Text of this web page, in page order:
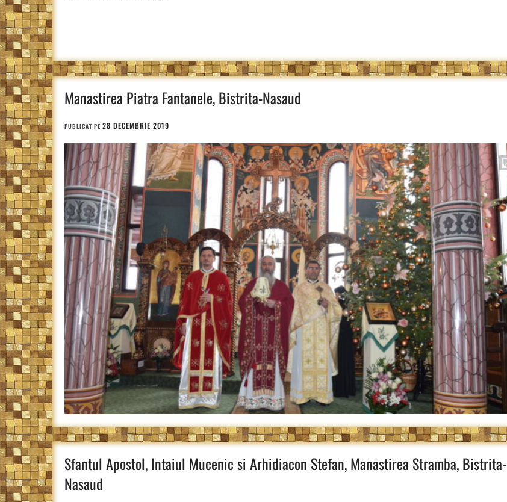
Manastirea Piatra Fantanele, Bistrita-Nasaud
PUBLICAT PE 28 DECEMBRIE 2019
Sfantul Apostol, Intaiul Mucenic si Arhidiacon Stefan, Manastirea Stramba, Bistrita-
Nasaud